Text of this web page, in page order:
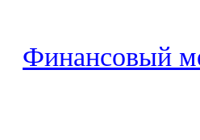
Финансовый